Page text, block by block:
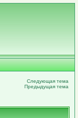
Следующая тема
Предыдущая тема